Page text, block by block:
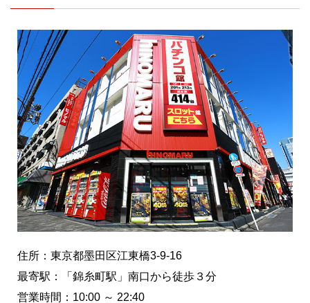
住所：東京都墨田区江東橋3-9-16
最寄駅：「錦糸町駅」南口から徒歩３分
営業時間：10:00 ～ 22:40